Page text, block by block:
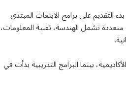
التقديم على برامج الابتعاث المبتدئ
تشمل الهندسة، تقنية المعلومات،
جميعها من 3 فبراير وتستمر حتى 8 فبراير 2026 للبرامج الأكاديمية، بينما البرامج التدريبية بدأت في